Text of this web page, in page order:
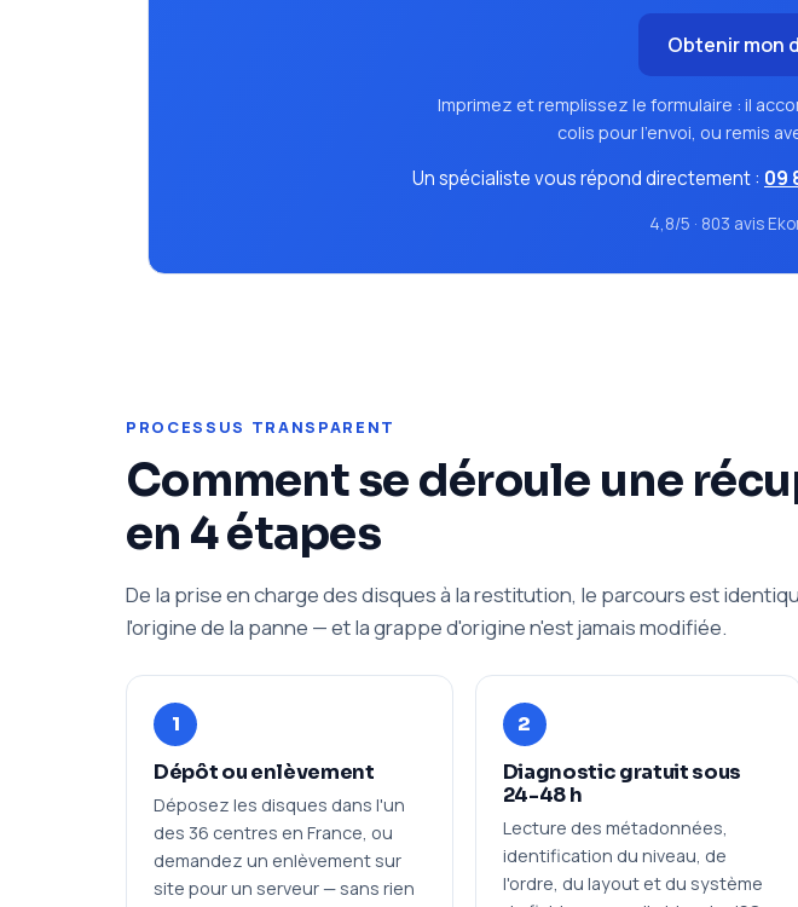
Obtenir mon
Imprimez et remplissez le formulaire : il
colis pour l'envoi, ou remis
Un spécialiste vous répond directement : 09
4,8/5 · 803 avis
PROCESSUS TRANSPARENT
Comment se déroule une
en 4 étapes
De la prise en charge des disques à la restitution, le parcours est
l'origine de la panne — et la grappe d'origine n'est jamais modifiée.
1
Dépôt ou enlèvement
Déposez les disques dans l'un
des 36 centres en France, ou
demandez un enlèvement sur
site pour un serveur — sans rien
2
Diagnostic gratuit sous
24-48 h
Lecture des métadonnées,
identification du niveau, de
l'ordre, du layout et du système